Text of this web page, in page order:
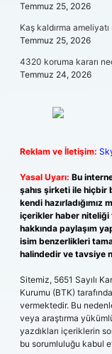
Temmuz 25, 2026
Kaş kaldırma
Temmuz 25, 2026
4320 koruma kararı
Temmuz 24, 2026
Reklam ve İletişim:
Yasal Uyarı: Bu
şahıs şirketi ile hiçbir
kendi hazırladığımız
içerikler haber niteliği
hakkında paylaşım
isim benzerlikleri
halindedir ve tavsiye
Sitemiz, 5651 Sayılı
Kurumu (BTK)
vermektedir. Bu
veya araştırma
yazdıkları içeriklerin
bu sorumluluğu kabul